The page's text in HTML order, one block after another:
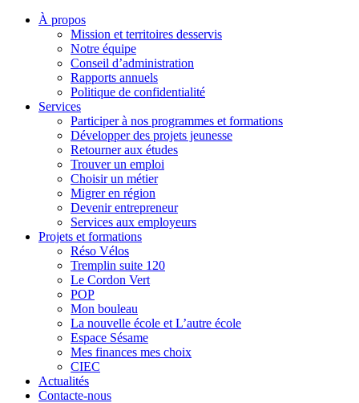
À propos
Mission et territoires desservis
Notre équipe
Conseil d’administration
Rapports annuels
Politique de confidentialité
Services
Participer à nos programmes et formations
Développer des projets jeunesse
Retourner aux études
Trouver un emploi
Choisir un métier
Migrer en région
Devenir entrepreneur
Services aux employeurs
Projets et formations
Réso Vélos
Tremplin suite 120
Le Cordon Vert
POP
Mon bouleau
La nouvelle école et L’autre école
Espace Sésame
Mes finances mes choix
CIEC
Actualités
Contacte-nous